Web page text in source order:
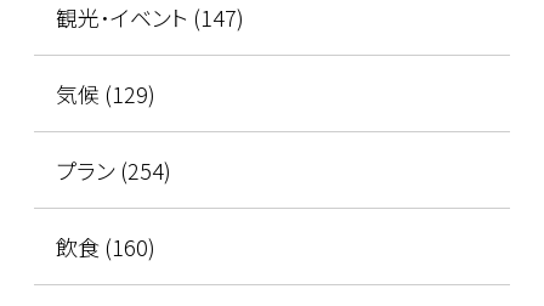
観光･イベント (147)
気候 (129)
プラン (254)
飲食 (160)